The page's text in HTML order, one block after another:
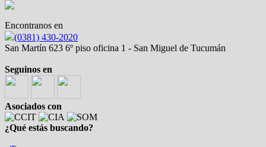
Encontranos en
(0381) 430-2020
San Martín 623 6º piso oficina 1 - San Miguel de Tucumán
Seguinos en
Asociados con
¿Qué estás buscando?